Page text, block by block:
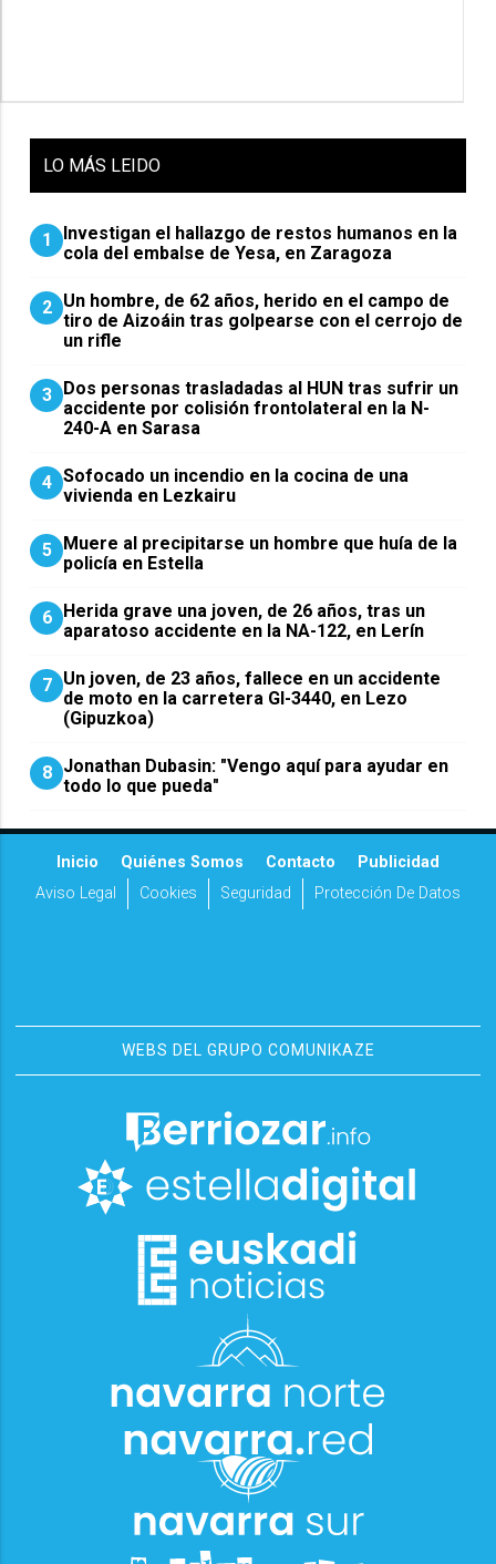
LO MÁS LEIDO
1
Investigan el hallazgo de restos humanos en la
cola del embalse de Yesa, en Zaragoza
2 Un hombre, de 62 años, herido en el campo de
tiro de Aizoáin tras golpearse con el cerrojo de
un rifle
3
​Dos personas trasladadas al HUN tras sufrir un
accidente por colisión frontolateral en la N-
240-A en Sarasa
4 Sofocado un incendio en la cocina de una
vivienda en Lezkairu
5
Muere al precipitarse un hombre que huía de la
policía en Estella
6
Herida grave una joven, de 26 años, tras un
aparatoso accidente en la NA-122, en Lerín
7 Un joven, de 23 años, fallece en un accidente
de moto en la carretera GI-3440, en Lezo
(Gipuzkoa)
8 Jonathan Dubasin: "Vengo aquí para ayudar en
todo lo que pueda"
Inicio Quiénes Somos Contacto
Publicidad
Aviso Legal
Cookies Seguridad Protección De Datos
WEBS DEL GRUPO COMUNIKAZE